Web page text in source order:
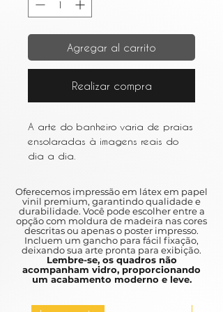
Agregar al carrito
Realizar compra
A arte do banheiro varia de praias
ensolaradas à imagens reais do
dia a dia.
beaches to real images a day.
Oferecemos impressão em látex em papel
vinil premium, garantindo qualidade e
durabilidade. Você pode escolher entre a
opção com moldura de madeira nas cores
descritas ou apenas o poster impresso.
Incluem um gancho para fácil fixação,
deixando sua arte pronta para exibição.
Lembre-se, os quadros não
acompanham vidro, proporcionando
um acabamento moderno e leve.